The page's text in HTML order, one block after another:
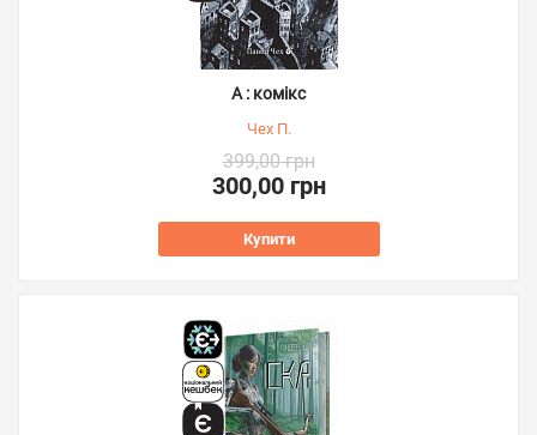
А : комікс
Чех П.
399,00 грн
300,00 грн
Купити